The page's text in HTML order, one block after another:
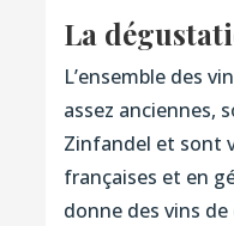
La
L’ensemble des
assez anciennes,
Zinfandel et sont
françaises et en
donne des vins